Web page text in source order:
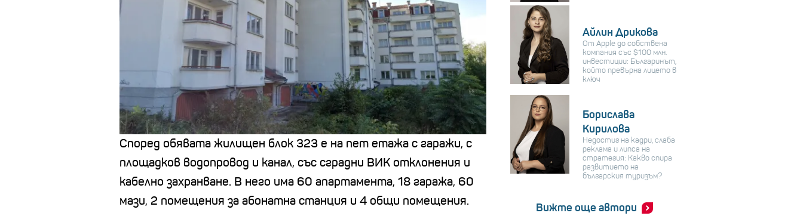
Според обявата жилищен блок 323 е на пет етажа с гаражи, с
площадков водопровод и канал, със сградни ВИК отклонения и
кабелно захранване. В него има 60 апартамента, 18 гаража, 60
мази, 2 помещения за абонатна станция и 4 общи помещения.
Айлин Дрикова
От Apple до собствена
компания със $100 млн.
инвестиции: Българинът,
който превърна лицето в
ключ
Борислава
Кирилова
Недостиг на кадри, слаба
реклама и липса на
стратегия: Какво спира
развитието на
българския туризъм?
Вижте още автори